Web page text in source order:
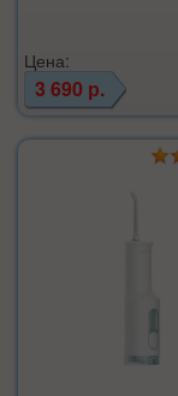
Цена:
3 690 р.